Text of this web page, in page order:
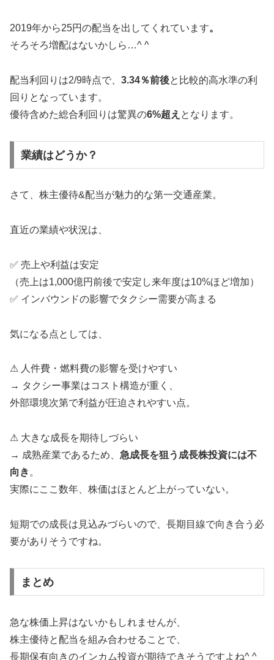
2019年から25円の配当を出してくれています。
そろそろ増配はないかしら…^ ^
配当利回りは2/9時点で、 3.34％前後と比較的高水準の利
回りとなっています。
優待含めた総合利回りは驚異の6%超え となります。
業績はどうか？
さて、株主優待&配当が魅力的な第一交通産業。
直近の業績や状況は、
✅ 売上や利益は安定
（売上は1,000億円前後で安定し来年度は10%ほど増加）
✅ インバウンドの影響でタクシー需要が高まる
気になる点としては、
⚠ 人件費・燃料費の影響を受けやすい
→ タクシー事業はコスト構造が重く、
外部環境次第で利益が圧迫されやすい点。
⚠ 大きな成長を期待しづらい
→ 成熟産業であるため、 急成長を狙う成長株投資には不
向き 。
実際にここ数年、株価はほとんど上がっていない。
短期での成長は見込みづらいので、長期目線で向き合う必
要がありそうですね。
まとめ
急な株価上昇はないかもしれませんが、
株主優待と配当を組み合わせることで、
長期保有向きのインカム投資が期待できそうですよね^ ^